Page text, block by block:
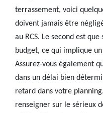
terrassement, voici
doivent jamais être
au RCS. Le second est
budget, ce qui implique
Assurez-vous également
dans un délai bien
retard dans votre
renseigner sur le sérieux